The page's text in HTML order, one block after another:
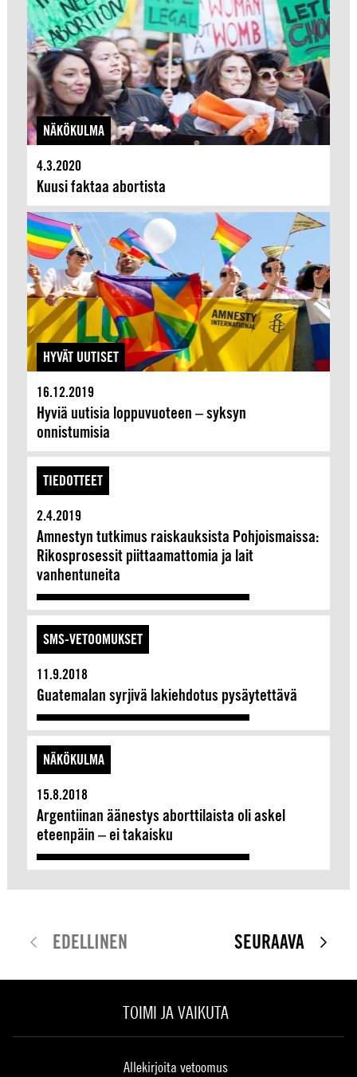
NÄKÖKULMA
4.3.2020
Kuusi faktaa abortista
HYVÄT UUTISET
16.12.2019
Hyviä uutisia loppuvuoteen – syksyn
onnistumisia
TIEDOTTEET
2.4.2019
Amnestyn tutkimus raiskauksista Pohjoismaissa:
Rikosprosessit piittaamattomia ja lait
vanhentuneita
SMS-VETOOMUKSET
11.9.2018
Guatemalan syrjivä lakiehdotus pysäytettävä
NÄKÖKULMA
15.8.2018
Argentiinan äänestys aborttilaista oli askel
eteenpäin – ei takaisku
EDELLINEN SEURAAVA
TOIMI JA VAIKUTA
Allekirjoita vetoomus